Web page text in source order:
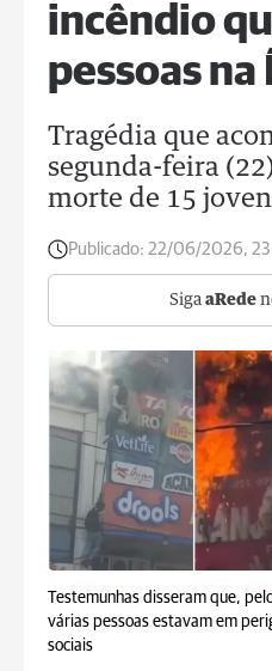
incêndio
pessoas na
Tragédia que
segunda-feira
morte de 15
Publicado: 22/06/2026,
Siga aRede
Testemunhas disseram que,
várias pessoas estavam em
sociais